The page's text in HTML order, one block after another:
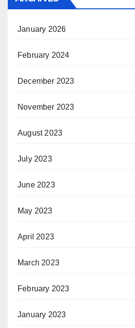
January 2026
February 2024
December 2023
November 2023
August 2023
July 2023
June 2023
May 2023
April 2023
March 2023
February 2023
January 2023